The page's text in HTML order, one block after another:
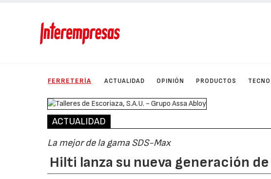
FERRETERÍA ACTUALIDAD OPINIÓN PRODUCTOS
ACTUALIDAD
La mejor de la gama SDS-Max
Hilti lanza su nueva generación